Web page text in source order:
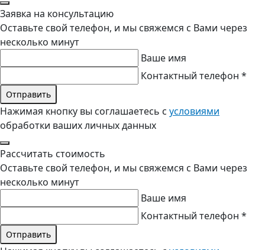
Заявка на консультацию
Оставьте свой телефон, и мы свяжемся с Вами через
несколько минут
Ваше имя
Контактный телефон *
Нажимая кнопку вы соглашаетесь с условиями
обработки ваших личных данных
Рассчитать стоимость
Оставьте свой телефон, и мы свяжемся с Вами через
несколько минут
Ваше имя
Контактный телефон *